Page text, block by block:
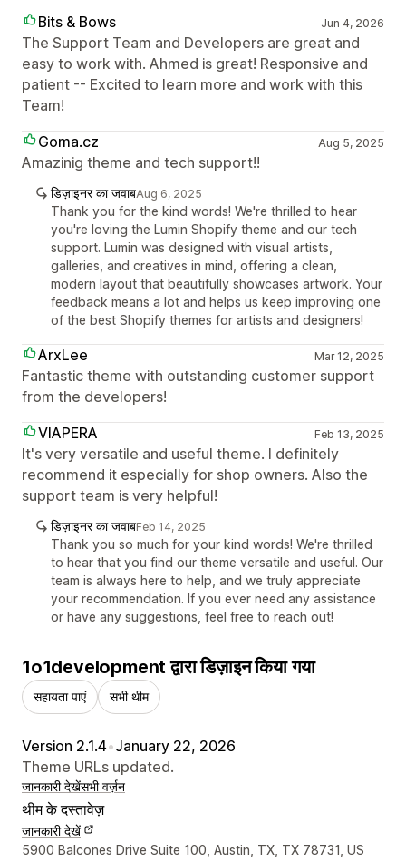
Bits & Bows Jun 4, 2026
The Support Team and Developers are great and
easy to work with. Ahmed is great! Responsive and
patient -- Excited to learn more and work with this
Team!
Goma.cz
Aug 5, 2025
Amazinig theme and tech support!!
डिज़ाइनर का जवाबAug 6, 2025
Thank you for the kind words! We're thrilled to hear
you're loving the Lumin Shopify theme and our tech
support. Lumin was designed with visual artists,
galleries, and creatives in mind, offering a clean,
modern layout that beautifully showcases artwork. Your
feedback means a lot and helps us keep improving one
of the best Shopify themes for artists and designers!
ArxLee Mar 12, 2025
Fantastic theme with outstanding customer support
from the developers!
VIAPERA
Feb 13, 2025
It's very versatile and useful theme. I definitely
recommend it especially for shop owners. Also the
support team is very helpful!
डिज़ाइनर का जवाबFeb 14, 2025
Thank you so much for your kind words! We're thrilled
to hear that you find our theme versatile and useful. Our
team is always here to help, and we truly appreciate
your recommendation. If you ever need any assistance
or have any suggestions, feel free to reach out!
1o1development द्वारा डिज़ाइन किया गया
सहायता पाएं सभी थीम
Version 2.1.4•January 22, 2026
Theme URLs updated.
जानकारी देखेंसभी वर्ज़न
थीम के दस्तावेज़
जानकारी देखें
डिज़ाइनर के संपर्क की जानकारी
5900 Balcones Drive Suite 100, Austin, TX, TX 78731, US